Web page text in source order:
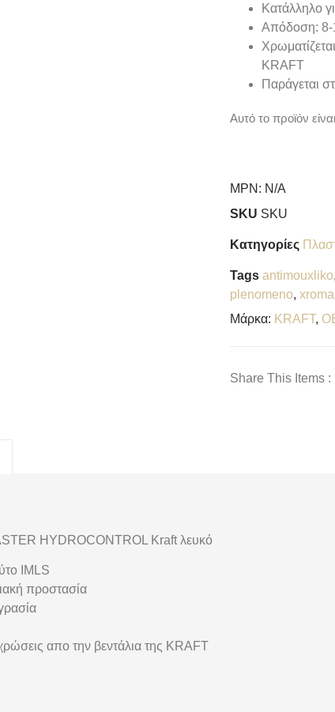
Κατάλληλο
Απόδοση: 8-
KRAFT
Παράγεται
Αυτό το προϊόν
MPN: N/A
SKU SKU
Κατηγορίες
Tags antimouxliko,
plenomeno, xroma
Μάρκα: KRAFT,
Share This Items :
HYDROCONTROL Kraft λευκό
IMLS
προστασία
απο την βεντάλια της KRAFT